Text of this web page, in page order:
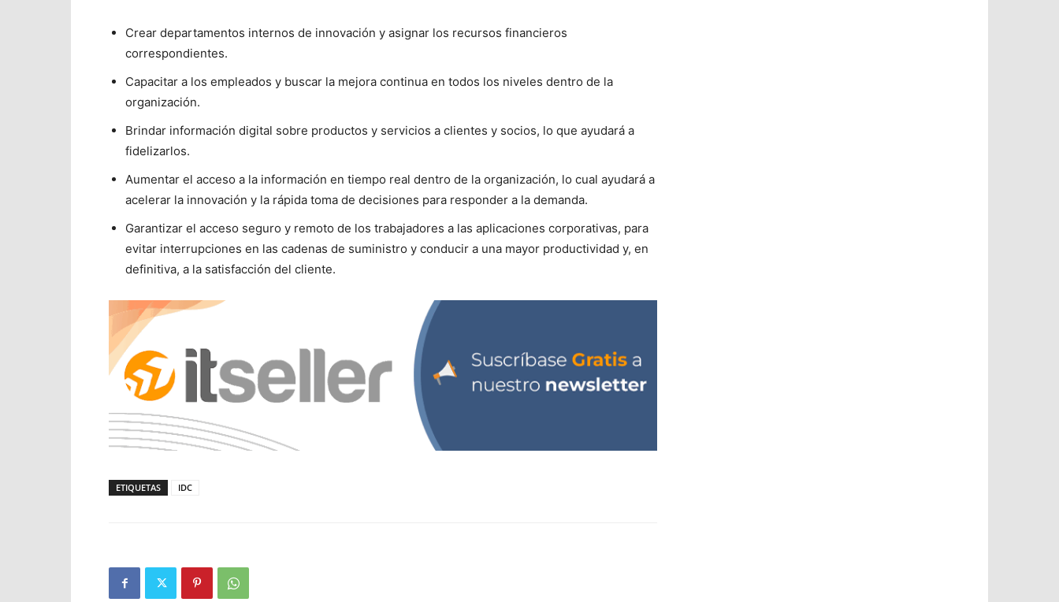
Crear departamentos internos de innovación y asignar los recursos financieros
correspondientes.
Capacitar a los empleados y buscar la mejora continua en todos los niveles dentro de la
organización.
Brindar información digital sobre productos y servicios a clientes y socios, lo que ayudará a
fidelizarlos.
Aumentar el acceso a la información en tiempo real dentro de la organización, lo cual ayudará a
acelerar la innovación y la rápida toma de decisiones para responder a la demanda.
Garantizar el acceso seguro y remoto de los trabajadores a las aplicaciones corporativas, para
evitar interrupciones en las cadenas de suministro y conducir a una mayor productividad y, en
definitiva, a la satisfacción del cliente.
ETIQUETAS IDC